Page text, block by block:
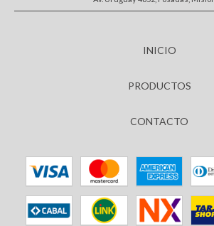
INICIO
PRODUCTOS
CONTACTO